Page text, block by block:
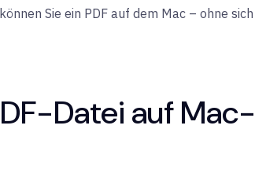
Sie ein PDF auf dem Mac – ohne
Datei auf